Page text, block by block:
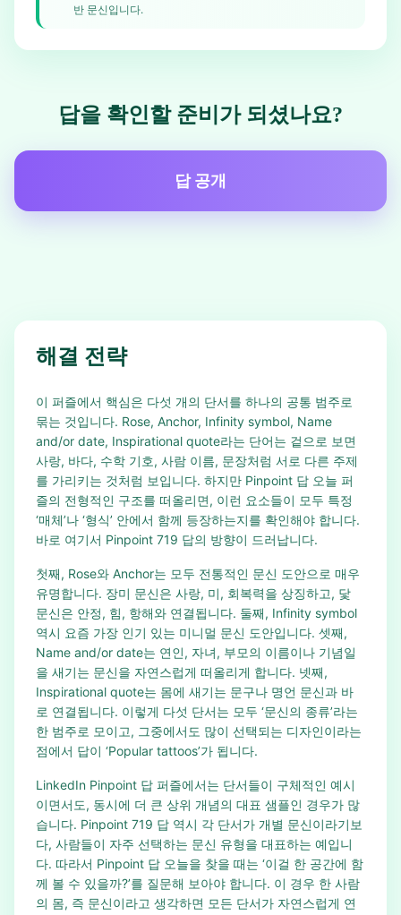
반 문신입니다.
답을 확인할 준비가 되셨나요?
답 공개
해결 전략
이 퍼즐에서 핵심은 다섯 개의 단서를 하나의 공통 범주로
묶는 것입니다. Rose, Anchor, Infinity symbol, Name
and/or date, Inspirational quote라는 단어는 겉으로 보면
사랑, 바다, 수학 기호, 사람 이름, 문장처럼 서로 다른 주제
를 가리키는 것처럼 보입니다. 하지만 Pinpoint 답 오늘 퍼
즐의 전형적인 구조를 떠올리면, 이런 요소들이 모두 특정
‘매체’나 ‘형식’ 안에서 함께 등장하는지를 확인해야 합니다.
바로 여기서 Pinpoint 719 답의 방향이 드러납니다.
첫째, Rose와 Anchor는 모두 전통적인 문신 도안으로 매우
유명합니다. 장미 문신은 사랑, 미, 회복력을 상징하고, 닻
문신은 안정, 힘, 항해와 연결됩니다. 둘째, Infinity symbol
역시 요즘 가장 인기 있는 미니멀 문신 도안입니다. 셋째,
Name and/or date는 연인, 자녀, 부모의 이름이나 기념일
을 새기는 문신을 자연스럽게 떠올리게 합니다. 넷째,
Inspirational quote는 몸에 새기는 문구나 명언 문신과 바
로 연결됩니다. 이렇게 다섯 단서는 모두 ‘문신의 종류’라는
한 범주로 모이고, 그중에서도 많이 선택되는 디자인이라는
점에서 답이 ‘Popular tattoos’가 됩니다.
LinkedIn Pinpoint 답 퍼즐에서는 단서들이 구체적인 예시
이면서도, 동시에 더 큰 상위 개념의 대표 샘플인 경우가 많
습니다. Pinpoint 719 답 역시 각 단서가 개별 문신이라기보
다, 사람들이 자주 선택하는 문신 유형을 대표하는 예입니
다. 따라서 Pinpoint 답 오늘을 찾을 때는 ‘이걸 한 공간에 함
께 볼 수 있을까?’를 질문해 보아야 합니다. 이 경우 한 사람
의 몸, 즉 문신이라고 생각하면 모든 단서가 자연스럽게 연